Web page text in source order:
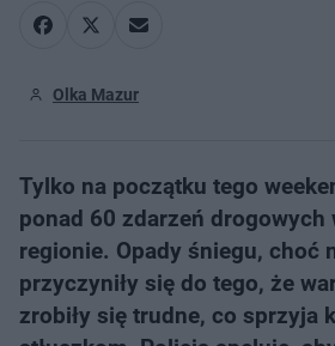
Olka Mazur
Tylko na początku tego
ponad 60 zdarzeń drogowych
regionie. Opady śniegu, choć
przyczyniły się do tego, że
zrobiły się trudne, co sprzyja